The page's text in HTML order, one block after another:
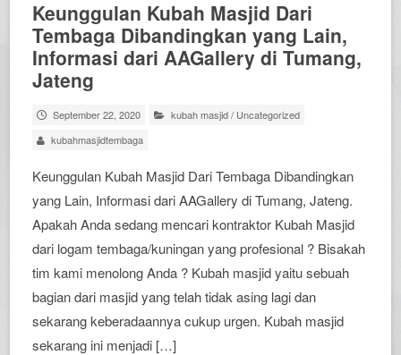
Keunggulan Kubah Masjid Dari
Tembaga Dibandingkan yang Lain,
Informasi dari AAGallery di Tumang,
Jateng
September 22, 2020 kubah masjid/ Uncategorized
kubahmasjidtembaga
Keunggulan Kubah Masjid Dari Tembaga Dibandingkan
yang Lain, Informasi dari AAGallery di Tumang, Jateng.
Apakah Anda sedang mencari kontraktor Kubah Masjid
dari logam tembaga/kuningan yang profesional ? Bisakah
tim kami menolong Anda ? Kubah masjid yaitu sebuah
bagian dari masjid yang telah tidak asing lagi dan
sekarang keberadaannya cukup urgen. Kubah masjid
sekarang ini menjadi […]